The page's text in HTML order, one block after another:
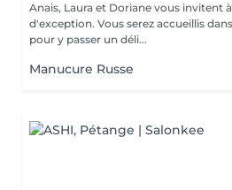
Anais, Laura et Doriane vous invitent
d'exception. Vous serez accueillis dans un cadre raffiné et feutré
pour y passer un déli...
Manucure Russe